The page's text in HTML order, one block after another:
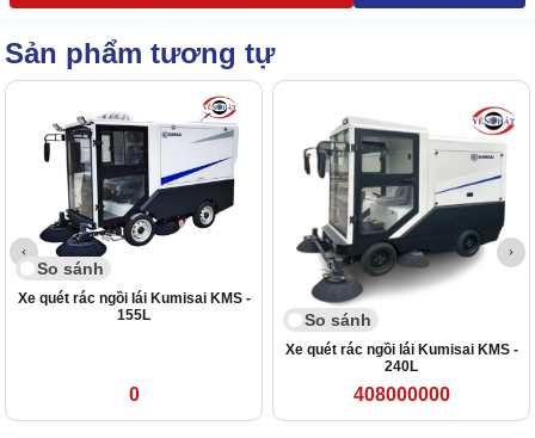
Sản phẩm tương tự
So sánh
Xe quét rác ngồi lái Kumisai KMS -
155L
0
So sánh
Xe quét rác ngồi lái Kumisai KMS -
240L
408000000